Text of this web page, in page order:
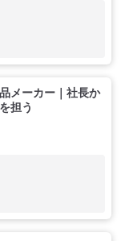
メーカー｜社長か
担う